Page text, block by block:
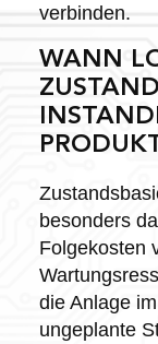
verbinden.
WANN
besonders
Folgekosten
die Anlage
ungeplante